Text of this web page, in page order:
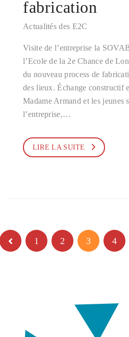
fabrication
Actualités des E2C
Visite de l’entreprise la
l’Ecole de la 2e Chance de
du nouveau process de
des lieux. Échange constructif
Madame Armand et les jeunes
l’entreprise,…
LIRE LA SUITE
1 2 3 4